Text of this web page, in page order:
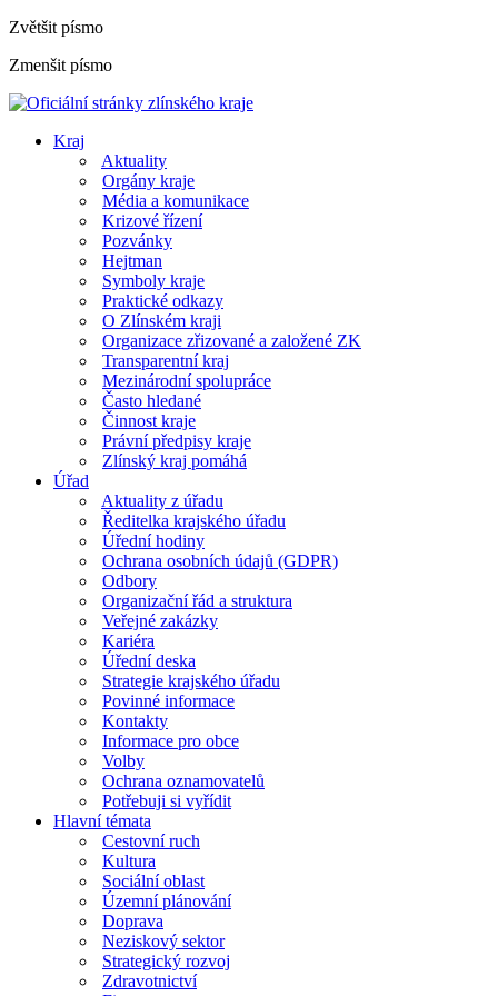
Zvětšit písmo
Zmenšit písmo
Kraj
Aktuality
Orgány kraje
Média a komunikace
Krizové řízení
Pozvánky
Hejtman
Symboly kraje
Praktické odkazy
O Zlínském kraji
Organizace zřizované a založené ZK
Transparentní kraj
Mezinárodní spolupráce
Často hledané
Činnost kraje
Právní předpisy kraje
Zlínský kraj pomáhá
Úřad
Aktuality z úřadu
Ředitelka krajského úřadu
Úřední hodiny
Ochrana osobních údajů (GDPR)
Odbory
Organizační řád a struktura
Veřejné zakázky
Kariéra
Úřední deska
Strategie krajského úřadu
Povinné informace
Kontakty
Informace pro obce
Volby
Ochrana oznamovatelů
Potřebuji si vyřídit
Hlavní témata
Cestovní ruch
Kultura
Sociální oblast
Územní plánování
Doprava
Neziskový sektor
Strategický rozvoj
Zdravotnictví